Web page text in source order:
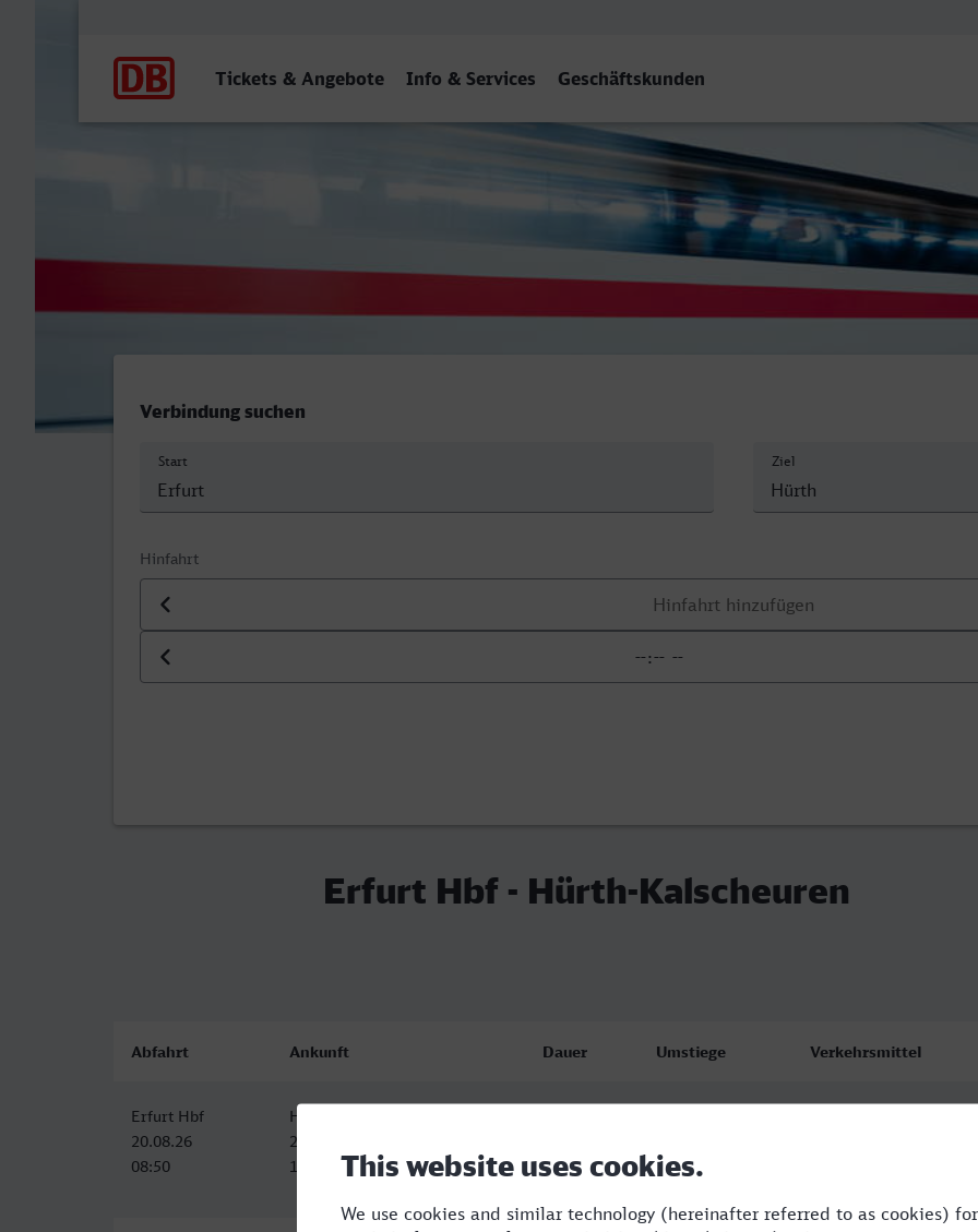
Tickets & Angebote Info & Services Geschäftskunden
Erfurt Hbf - Hürth-Kalscheuren
Verbindung suchen
Start Ziel
Hinfahrt
Datum der Hinfahrt
Uhrzeit der Hinfahrt
Erfurt Hbf - Hürth-Kalscheuren
Abfahrt Ankunft Dauer Umstiege Verkehrsmittel
Erfurt Hbf
20.08.26
08:50
Hürth-Kalscheuren
20.08.26
12:48